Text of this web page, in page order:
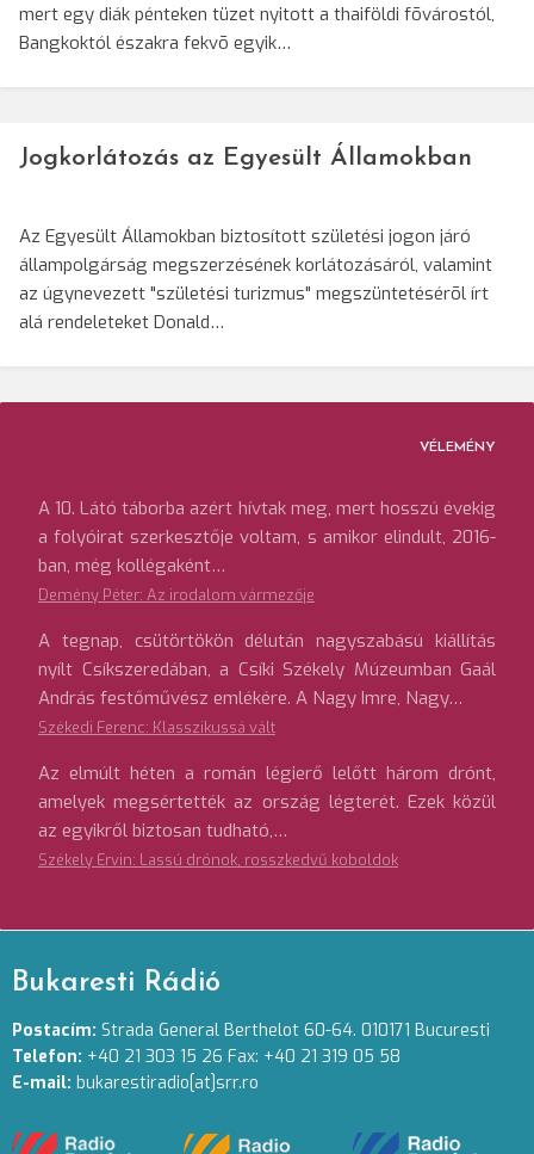
mert egy diák pénteken tüzet nyitott a thaiföldi fõvárostól,
Bangkoktól északra fekvõ egyik…
Jogkorlátozás az Egyesült Államokban
Az Egyesült Államokban biztosított születési jogon járó
állampolgárság megszerzésének korlátozásáról, valamint
az úgynevezett "születési turizmus" megszüntetésérõl írt
alá rendeleteket Donald…
VÉLEMÉNY
A 10. Látó táborba azért hívtak meg, mert hosszú évekig
a folyóirat szerkesztője voltam, s amikor elindult, 2016-
ban, még kollégaként…
Demény Péter: Az irodalom vármezője
A tegnap, csütörtökön délután nagyszabású kiállítás
nyílt Csíkszeredában, a Csíki Székely Múzeumban Gaál
András festőművész emlékére. A Nagy Imre, Nagy…
Székedi Ferenc: Klasszikussá vált
Az elmúlt héten a román légierő lelőtt három drónt,
amelyek megsértették az ország légterét. Ezek közül
az egyikről biztosan tudható,…
Székely Ervin: Lassú drónok, rosszkedvű koboldok
Bukaresti Rádió
Postacím: Strada General Berthelot 60-64. 010171 Bucuresti
Telefon: +40 21 303 15 26 Fax: +40 21 319 05 58
E-mail: bukarestiradio[at]srr.ro